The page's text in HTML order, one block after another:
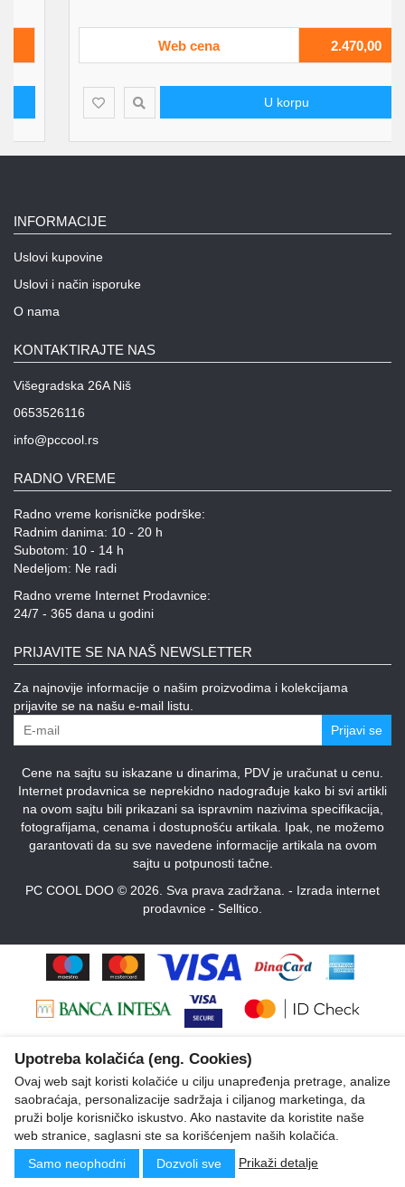
Web cena 2.470,00
U korpu
INFORMACIJE
Uslovi kupovine
Uslovi i način isporuke
O nama
KONTAKTIRAJTE NAS
Višegradska 26A Niš
0653526116
info@pccool.rs
RADNO VREME
Radno vreme korisničke podrške:
Radnim danima: 10 - 20 h
Subotom: 10 - 14 h
Nedeljom: Ne radi
Radno vreme Internet Prodavnice:
24/7 - 365 dana u godini
PRIJAVITE SE NA NAŠ NEWSLETTER
Za najnovije informacije o našim proizvodima i kolekcijama
prijavite se na našu e-mail listu.
Prijavi se
Cene na sajtu su iskazane u dinarima, PDV je uračunat u cenu.
Internet prodavnica se neprekidno nadograđuje kako bi svi artikli
na ovom sajtu bili prikazani sa ispravnim nazivima specifikacija,
fotografijama, cenama i dostupnošću artikala. Ipak, ne možemo
garantovati da su sve navedene informacije artikala na ovom
sajtu u potpunosti tačne.
PC COOL DOO © 2026. Sva prava zadržana. - Izrada internet
prodavnice - Selltico.
Upotreba kolačića (eng. Cookies)
Ovaj web sajt koristi kolačiće u cilju unapređenja pretrage, analize
saobraćaja, personalizacije sadržaja i ciljanog marketinga, da
pruži bolje korisničko iskustvo. Ako nastavite da koristite naše
web stranice, saglasni ste sa korišćenjem naših kolačića.
Samo neophodni
Dozvoli sve Prikaži detalje